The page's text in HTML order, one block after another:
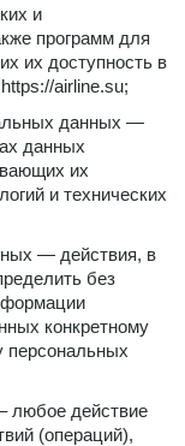
и
программ для
их доступность в
https://airline.su;
данных —
данных
их
и технических
— действия, в
без
конкретному
персональных
любое действие
(операций),